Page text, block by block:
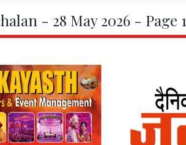
- 28 May 2026 - Page 1